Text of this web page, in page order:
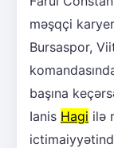
məşqçi
Bursaspor,
başına
Ianis Hagi ilə